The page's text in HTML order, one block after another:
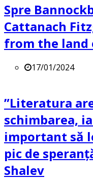
Spre
Cattanach
from the land
17/01/2024
”Literatura
schimbarea,
important să
pic de
Shalev